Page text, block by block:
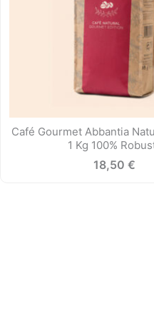
Café Gourmet Abbantia
1 Kg 100%
18,50 €